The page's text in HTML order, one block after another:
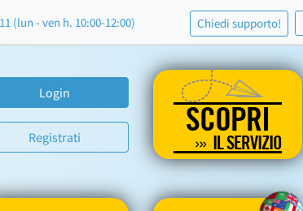
(lun - ven h. 10:00-12:00) Chiedi supporto!
Login
Registrati SCOPRI
IL SERVIZIO